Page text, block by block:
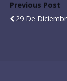
Previous Post
29 De